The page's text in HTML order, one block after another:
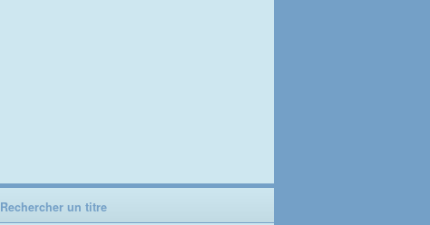
Rechercher un titre